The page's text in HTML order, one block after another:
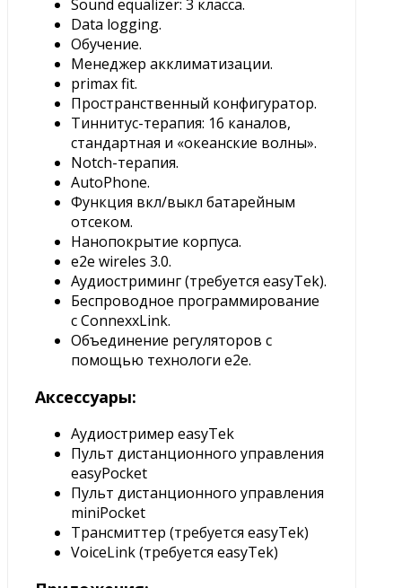
Sound equalizer: 3 класса.
Data logging.
Обучение.
Менеджер акклиматизации.
primax fit.
Пространственный конфигуратор.
Тиннитус-терапия: 16 каналов,
стандартная и «океанские волны».
Notch-терапия.
AutoPhone.
Функция вкл/выкл батарейным
отсеком.
Нанопокрытие корпуса.
e2e wireles 3.0.
Аудиостриминг (требуется easyTek).
Беспроводное программирование
с ConnexxLink.
Объединение регуляторов с
помощью технологи e2e.
Аксессуары:
Аудиостример easyTek
Пульт дистанционного управления
easyPocket
Пульт дистанционного управления
miniPocket
Трансмиттер (требуется easyTek)
VoiceLink (требуется easyTek)